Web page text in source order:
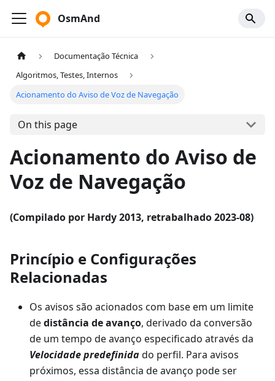
OsmAnd
Documentação Técnica
Algoritmos, Testes, Internos
Acionamento do Aviso de Voz de Navegação
On this page
Acionamento do Aviso de
Voz de Navegação
(Compilado por Hardy 2013, retrabalhado 2023-08)
Princípio e Configurações
Relacionadas
Os avisos são acionados com base em um limite
dedistância de avanço, derivado da conversão
de um tempo de avanço especificado através da
Velocidade predefinidado perfil. Para avisos
próximos, essa distância de avanço pode ser